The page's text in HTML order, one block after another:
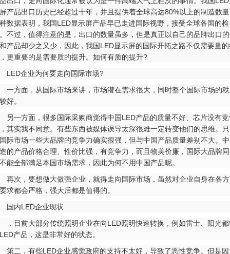
产品出口历史已经超过十年，并且提供着全球高达80%以上的制造数
数据表明，我国LED显示屏产品早已走进国际视野，接受全球各国的检
不过，值得注意的是，出口的数量虽多，但是真正以自己的品牌出口
产品却少之又少，因此，我国LED显示屏的国际开拓之路不仅需要量
更重要的是需要质的提升。如何有质的提升?
企业为何要走向国际市场?
面，从国际市场来讲，市场潜在需求很大，同时整个国际市场的
好。
方面，很多国际采购商觉得中国LED产品的质量不好、芯片没有竞
其实我不同意。有些东西被媒体误导太深很难一定转变他们的思维。
际市场一些大品牌的竞争力确实很强，但与中国产品质量差别不大。
的产品价格合理、性价比强，有竞争力，而且物美价廉，国际大品牌
能全部满足本国市场需求，因此为何不用中国产品呢。
，要想做大做强企业，就得走向国际市场，虽然对企业自身在各
求都会严格，强大后都是值得的。
LED企业现状
前大部分传统照明企业在向LED照明快速转换，例如雷士、阳光都
产品，这是非常好的状态。
，有些LED企业感觉政府的支持不太好，导致了恶性竞争。但是因